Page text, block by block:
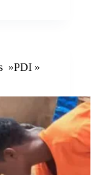
»PDI »